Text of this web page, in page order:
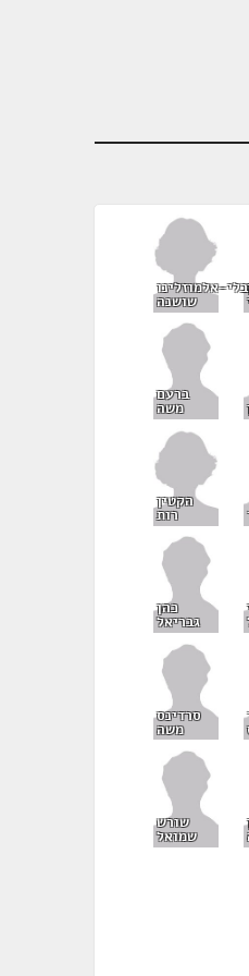
אלמוזלינו
שושנה
ברעם
משה
הקטין
רות
כהן
גבריאל
סרדינס
משה
שורש
שמואל